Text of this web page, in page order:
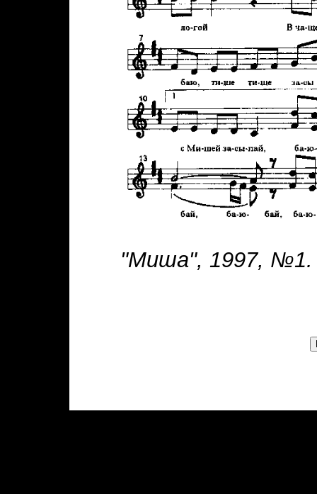
"Миша", 1997, №1.